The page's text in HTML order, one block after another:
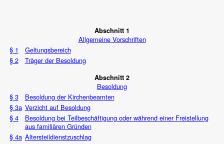
Abschnitt 1
Allgemeine Vorschriften
§ 1
Geltungsbereich
§ 2
Träger der Besoldung
Abschnitt 2
Besoldung
§ 3
Besoldung der Kirchenbeamten
§ 3a Verzicht auf Besoldung
§ 4
Besoldung bei Teilbeschäftigung oder während einer Freistellung
aus familiären Gründen
§ 4a Altersteildienstzuschlag